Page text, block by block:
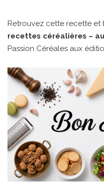
Retrouvez cette recette et
recettes céréalières –
Passion Céréales aux